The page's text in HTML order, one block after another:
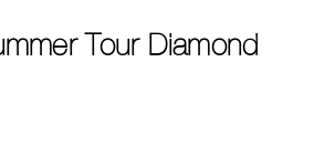
Tour Diamond